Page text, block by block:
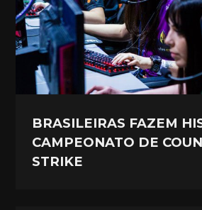
BRASILEIRAS FAZEM
CAMPEONATO DE
STRIKE